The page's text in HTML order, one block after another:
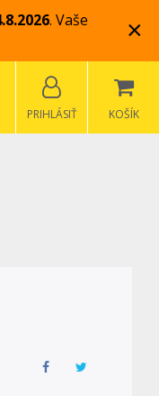
. Vaše
×
KOŠÍK
PRIHLÁSIŤ